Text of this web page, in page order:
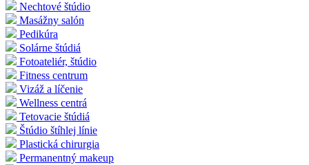
Nechtové štúdio
Masážny salón
Pedikúra
Solárne štúdiá
Fotoateliér, štúdio
Fitness centrum
Vizáž a líčenie
Wellness centrá
Tetovacie štúdiá
Štúdio štíhlej línie
Plastická chirurgia
Permanentný makeup